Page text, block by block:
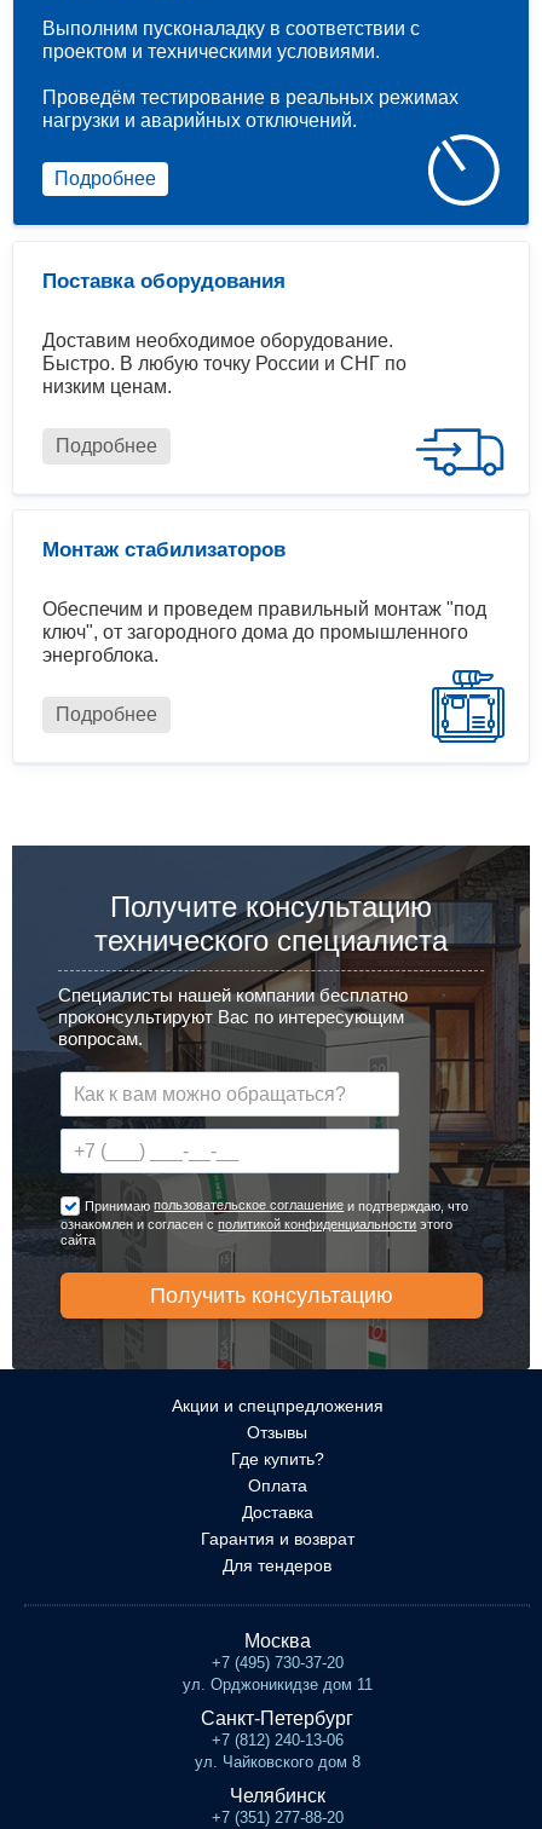
Поставка оборудования
Доставим необходимое оборудование.
Быстро. В любую точку России и СНГ по
низким ценам.
Подробнее
Монтаж стабилизаторов
Обеспечим и проведем правильный монтаж "под
ключ", от загородного дома до промышленного
энергоблока.
Подробнее
Выполним пусконаладку в соответствии с
проектом и техническими условиями.
Проведём тестирование в реальных режимах
нагрузки и аварийных отключений.
Подробнее
Получите консультацию
технического специалиста
Специалисты нашей компании бесплатно
проконсультируют Вас по интересующим
вопросам.
Принимаюпользовательское соглашение и подтверждаю, что
ознакомлен и согласен сполитикой конфиденциальности этого
сайта
Акции и спецпредложения
Отзывы
Где купить?
Оплата
Доставка
Гарантия и возврат
Для тендеров
Москва
+7 (495) 730-37-20
ул. Орджоникидзе дом 11
Санкт-Петербург
+7 (812) 240-13-06
ул. Чайковского дом 8
Челябинск
+7 (351) 277-88-20